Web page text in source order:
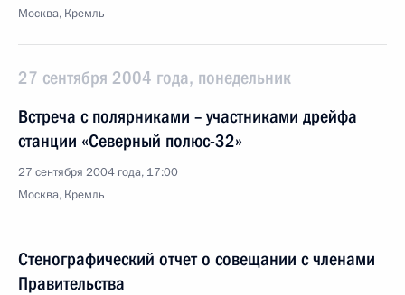
Москва, Кремль
27 сентября 2004 года, понедельник
Встреча с полярниками – участниками дрейфа
станции «Северный полюс-32»
27 сентября 2004 года, 17:00
Москва, Кремль
Стенографический отчет о совещании с членами
Правительства